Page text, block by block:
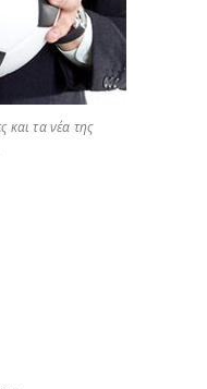
και τα νέα της